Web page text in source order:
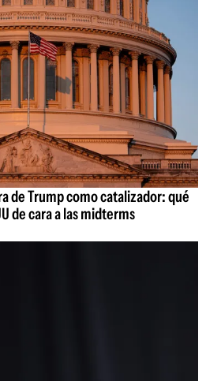
de Trump como catalizador: qué
de cara a las midterms